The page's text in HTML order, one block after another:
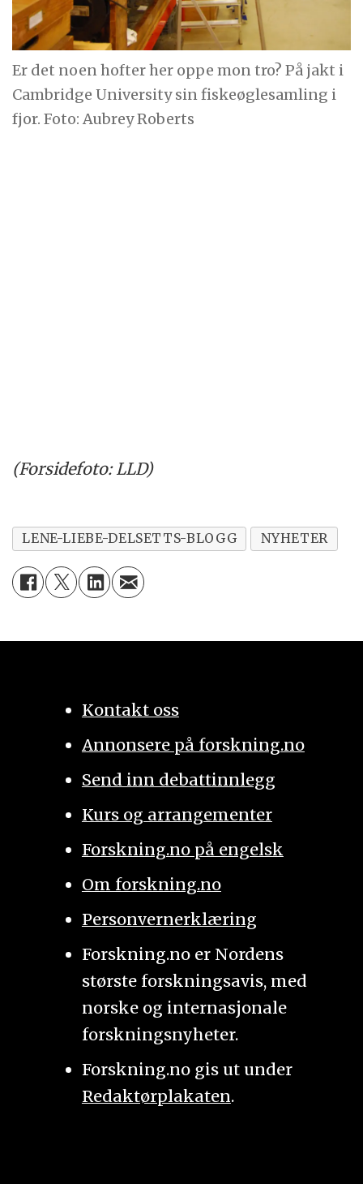
Er det noen hofter her oppe mon tro? På jakt i
Cambridge University sin fiskeøglesamling i
fjor. Foto: Aubrey Roberts
(Forsidefoto: LLD)
LENE-LIEBE-DELSETTS-BLOGG NYHETER
Kontakt oss
Annonsere på forskning.no
Send inn debattinnlegg
Kurs og arrangementer
Forskning.no på engelsk
Om forskning.no
Personvernerklæring
Forskning.no er Nordens
største forskningsavis, med
norske og internasjonale
forskningsnyheter.
Forskning.no gis ut under
Redaktørplakaten.